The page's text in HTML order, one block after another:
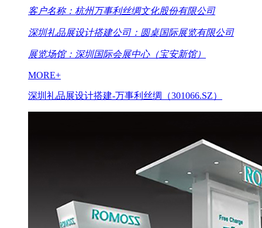
客户名称：杭州万事利丝绸文化股份有限公司
深圳礼品展设计搭建公司：圆桌国际展览有限公司
展览场馆：深圳国际会展中心（宝安新馆）
MORE+
深圳礼品展设计搭建-万事利丝绸（301066.SZ）